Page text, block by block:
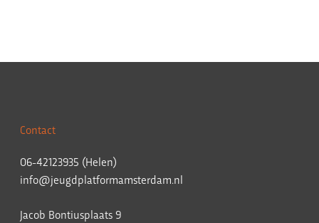
Contact
06-42123935 (Helen)
info@jeugdplatformamsterdam.nl
Jacob Bontiusplaats 9